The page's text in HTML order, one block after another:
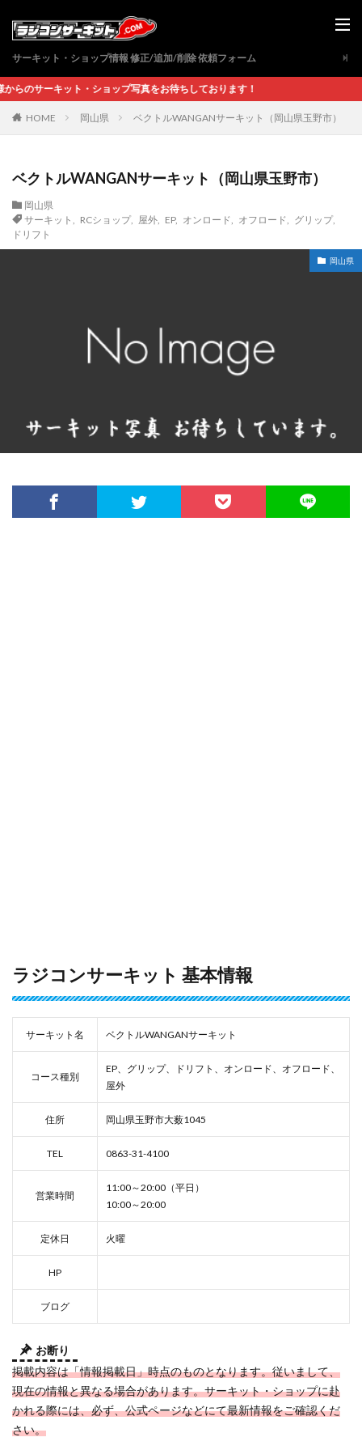
サーキット・ショップ情報 修正/追加/削除 依頼フォーム
キット・ショップ写真をお待ちしております！
HOME 岡山県 ベクトルWANGANサーキット（岡山県玉野市）
ベクトルWANGANサーキット（岡山県玉野市）
岡山県
サーキット
RCショップ, 屋外, EP, オンロード オフロード グリップ,
ドリフト
岡山県
ラジコンサーキット 基本情報
サーキット名 ベクトルWANGANサーキット
コース種別
EP、グリップ、ドリフト、オンロード、オフロード、
屋外
住所 岡山県玉野市大薮1045
TEL 0863-31-4100
営業時間
11:00～20:00（平日）
10:00～20:00
定休日 火曜
HP
ブログ
お断り
掲載内容は「情報掲載日」時点のものとなります。従いまして、
現在の情報と異なる場合があります。サーキット・ショップに赴
かれる際には、必ず、公式ページなどにて最新情報をご確認くだ
さい。